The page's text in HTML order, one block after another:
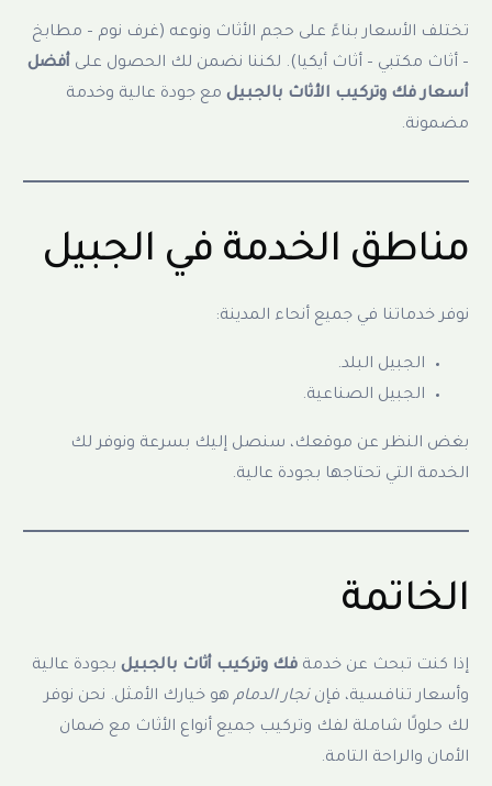
تختلف الأسعار بناءً على حجم الأثاث ونوعه (غرف نوم – مطابخ
– أثاث مكتبي – أثاث أيكيا). لكننا نضمن لك الحصول على أفضل
أسعار فك وتركيب الأثاث بالجبيل مع جودة عالية وخدمة
مضمونة.
مناطق الخدمة في الجبيل
نوفر خدماتنا في جميع أنحاء المدينة:
الجبيل البلد.
الجبيل الصناعية.
بغض النظر عن موقعك، سنصل إليك بسرعة ونوفر لك
الخدمة التي تحتاجها بجودة عالية.
الخاتمة
إذا كنت تبحث عن خدمةفك وتركيب أثاث بالجبيل بجودة عالية
وأسعار تنافسية، فإننجار الدمام هو خيارك الأمثل. نحن نوفر
لك حلولًا شاملة لفك وتركيب جميع أنواع الأثاث مع ضمان
الأمان والراحة التامة.